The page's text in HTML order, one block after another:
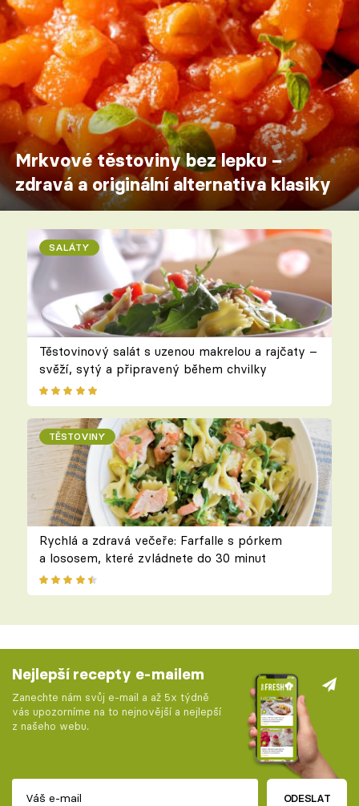
Mrkvové těstoviny bez lepku –
zdravá a originální alternativa klasiky
SALÁTY
Těstovinový salát s uzenou makrelou a rajčaty –
svěží, sytý a připravený během chvilky
TĚSTOVINY
Rychlá a zdravá večeře: Farfalle s pórkem
a lososem, které zvládnete do 30 minut
Nejlepší recepty e-mailem
Zanechte nám svůj e-mail a až 5x týdně
vás upozorníme na to nejnovější a nejlepší
z našeho webu.
ODESLAT